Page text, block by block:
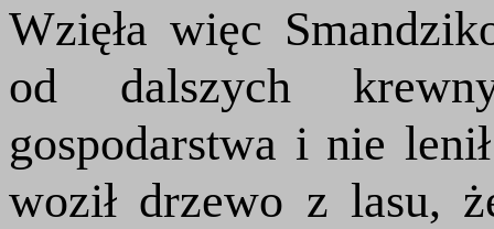
Wzięła więc
od dalszych
gospodarstwa i nie
woził drzewo z lasu,